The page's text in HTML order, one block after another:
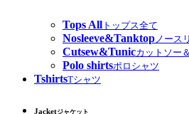
Tops All トップス全て
Nosleeve&Tanktop ノース
Cutsew&Tunicカットソー
Polo shirtsポロシャツ
TshirtsTシャツ
Jacketジャケット